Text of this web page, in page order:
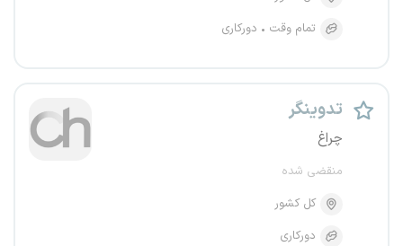
تمام وقت
دورکاری
تدوینگر
چراغ
منقضی شده
کل کشور
دورکاری